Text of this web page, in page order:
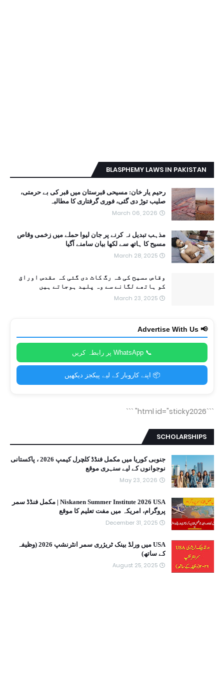
BLASPHEMY LAWS IN PAKISTAN
رحیم یار خان: مسیحی قبرستان میں قبر کی بے حرمتی،
صلیب توڑ دی گئی، فوری گرفتاری کا مطالبہ
March 06, 2026
مذہب تبدیل نہ کرنے پر جان لیوا حملے میں زخمی وقاص
مسیح کا ہاتھ سے لکھا بیان سامنے آگیا
March 28, 2025
وقاص مسیح کی شہ رگ کاٹ دی گئی کہ مقدس اوراق
کو ہاتھے لگانے سے وہ پلید ہوجاتے ہیں
March 23, 2025
📢 Advertise With Us
📞 WhatsApp پر رابطہ کریں
📦 اپنے کاروبار کے لیے پیکجز دیکھیں
```html id="sticky2026"
```
SCHOLARSHIPS
جنوبی کوریا میں مکمل فنڈڈ کلچرل کیمپ 2026 ، پاکستانی
نوجوانوں کے لیے سنہری موقع
May 23, 2026
Niskanen Summer Institute 2026 USA | مکمل فنڈڈ سمر
پروگرام، امریکہ میں مفت تعلیم کا موقع
December 31, 2025
USA میں ورلڈ بینک ٹریژری سمر انٹرنشپ 2026 (وظیفہ
کے ساتھ)
August 25, 2025